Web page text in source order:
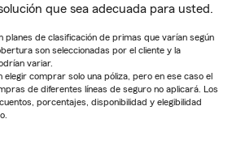
que sea adecuada para usted.
planes de clasificación de primas que varían según
son seleccionadas por el cliente y la
variar.
comprar solo una póliza, pero en ese caso el
de diferentes líneas de seguro no aplicará. Los
porcentajes, disponibilidad y elegibilidad